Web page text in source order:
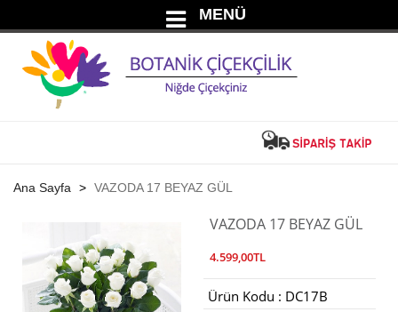
MENÜ
Ana Sayfa VAZODA 17 BEYAZ GÜL
VAZODA 17 BEYAZ GÜL
4.599,00TL
Ürün Kodu : DC17B